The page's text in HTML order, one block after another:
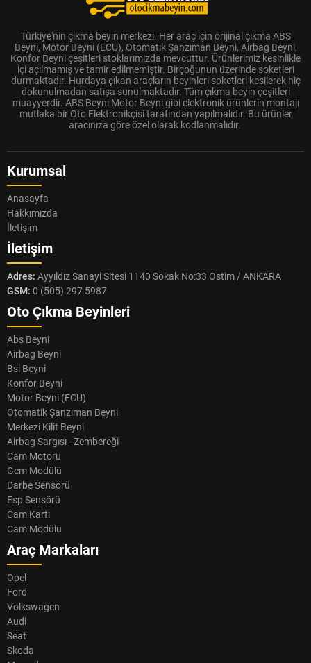
Türkiye'nin çıkma beyin merkezi. Her araç için orijinal çıkma ABS
Beyni, Motor Beyni (ECU), Otomatik Şanzıman Beyni, Airbag Beyni,
Konfor Beyni çeşitleri stoklarımızda mevcuttur. Ürünlerimiz kesinlikle
içi açılmamış ve tamir edilmemiştir. Birçoğunun üzerinde soketleri
durmaktadır. Hurdaya çıkan araçların beyinleri soketleri kesilerek hiç
dokunulmadan satışa sunulmaktadır. Tüm çıkma beyin çeşitleri
muayyerdir. ABS Beyni Motor Beyni gibi elektronik ürünlerin montajı
mutlaka bir Oto Elektronikçisi tarafından yapılmalıdır. Bu ürünler
aracınıza göre özel olarak kodlanmalıdır.
Kurumsal
Anasayfa
Hakkımızda
İletişim
İletişim
Adres: Ayyıldız Sanayi Sitesi 1140 Sokak No:33 Ostim / ANKARA
GSM: 0 (505) 297 5987
Oto Çıkma Beyinleri
Abs Beyni
Airbag Beyni
Bsi Beyni
Konfor Beyni
Motor Beyni (ECU)
Otomatik Şanzıman Beyni
Merkezi Kilit Beyni
Airbag Sargısı - Zembereği
Cam Motoru
Gem Modülü
Darbe Sensörü
Esp Sensörü
Cam Kartı
Cam Modülü
Araç Markaları
Opel
Ford
Volkswagen
Audi
Seat
Skoda